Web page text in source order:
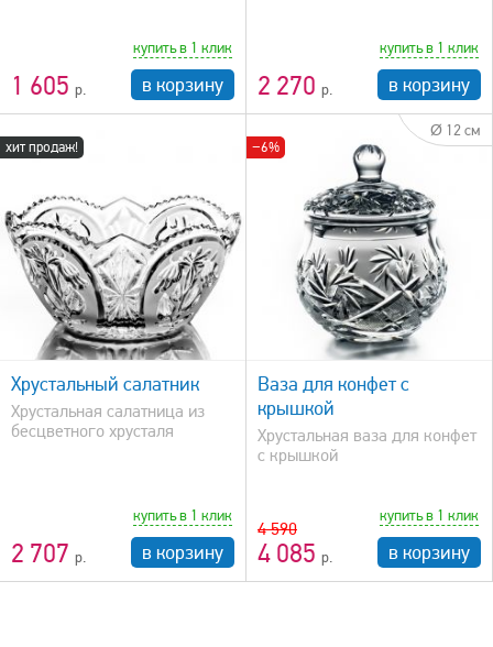
1 605
купить в 1 клик
в корзину 2 270
купить в 1 клик
в корзину
хит продаж!
Хрустальный салатник
Хрустальная салатница из
бесцветного хрусталя
2 707
купить в 1 клик
в корзину
−6%
Ø 12 см
быстрый просмотр
Ваза для конфет с
крышкой
Хрустальная ваза для конфет
с крышкой
4 590
4 085
купить в 1 клик
в корзину